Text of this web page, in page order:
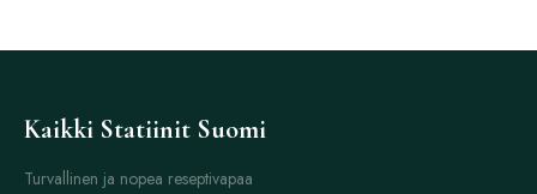
Kaikki Statiinit Suomi
Turvallinen ja nopea reseptivapaa